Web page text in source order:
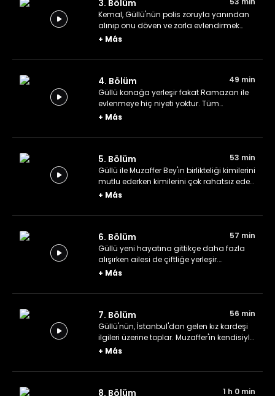
3. Bölüm
Kemal, Güllü'nün polis zoruyla yanından
alınıp onu döven ve zorla evlendirmek
isteyen ailesine verilmesine içerler.
yaşadığı evde daha fazla kalmak
+ Más
4. Bölüm
49 min
Güllü konağa yerleşir fakat Ramazan ile
evlenmeye hiç niyeti yoktur. Tüm
baskılara karşı çıkar ve Ramazan'dan
Güllü'ye yönelmesinden korkan Gülizar,
arar.
+ Más
5. Bölüm
53 min
Güllü ile Muzaffer Bey'in birlikteliği kimilerini
mutlu ederken kimilerini çok rahatsız eder.
Avrupa hayalleri kuran Güllü, babasının
eder.
+ Más
6. Bölüm
57 min
Güllü yeni hayatına gittikçe daha fazla
alışırken ailesi de çiftliğe yerleşir.
Muzaffer'in kendi partisine katılmasını
eder. Muzaffer Bey, hapis yatan Hamza'yı
+ Más
7. Bölüm
56 min
Güllü'nün, İstanbul'dan gelen kız kardeşi
ilgileri üzerine toplar. Muzaffer'in kendisiyle
aynı partiye üye olması sonucu planı
şekilde almaya karar verir.
+ Más
8. Bölüm 1 h 0 min